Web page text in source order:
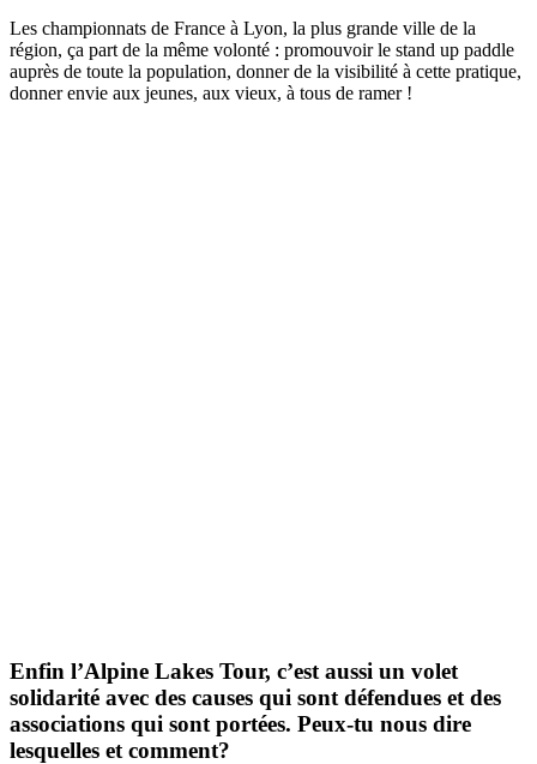
Les championnats de France à Lyon, la plus grande ville de la
région, ça part de la même volonté : promouvoir le stand up paddle
auprès de toute la population, donner de la visibilité à cette pratique,
donner envie aux jeunes, aux vieux, à tous de ramer !
Enfin l’Alpine Lakes Tour, c’est aussi un volet
solidarité avec des causes qui sont défendues et des
associations qui sont portées. Peux-tu nous dire
lesquelles et comment?